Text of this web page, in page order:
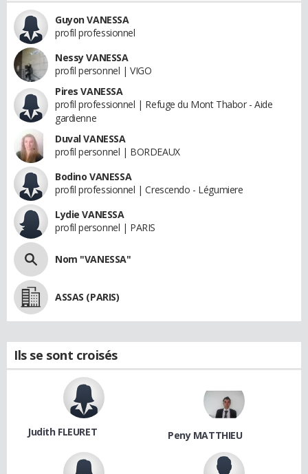
Guyon VANESSA
profil professionnel
Nessy VANESSA
profil personnel | VIGO
Pires VANESSA
profil professionnel | Refuge du Mont Thabor - Aide
gardienne
Duval VANESSA
profil personnel | BORDEAUX
Bodino VANESSA
profil professionnel | Crescendo - Légumiere
Lydie VANESSA
profil personnel | PARIS
Nom "VANESSA"
ASSAS (PARIS)
Ils se sont croisés
Judith FLEURET Peny MATTHIEU